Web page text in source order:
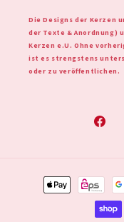
Die Designs der Kerzen
der Texte & Anordnung)
Kerzen e.U. Ohne
ist es strengstens
oder zu veröffentlichen.
Zahlungsmethoden